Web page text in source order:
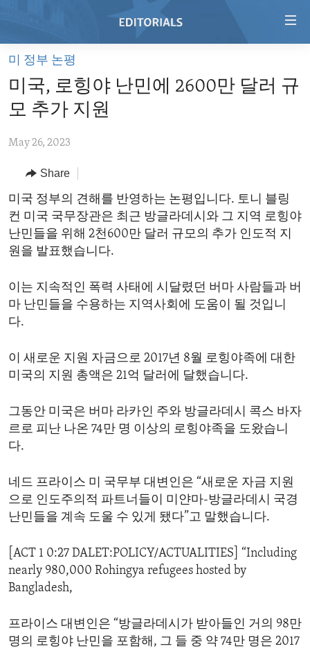
Skip
main
content
to
Navigation
Skip
Search
HOME
VIDEO
REGIONS
AFRICA
AMERICAS
ASIA
EUROPE
TOPICS
HUMAN RIGHTS
SECURITY AND DEFENSE
AID AND DEVELOPMENT
ECONOMY AND TRADE
ARCHIVE
ABOUT US
미 정부 논평
미국, 로힝야 난민에 2600만 달러 규
모 추가 지원
May 26, 2023
Share
미국 정부의 견해를 반영하는 논평입니다. 토니 블링
컨 미국 국무장관은 최근 방글라데시와 그 지역 로힝야
난민들을 위해 2천600만 달러 규모의 추가 인도적 지
원을 발표했습니다.
이는 지속적인 폭력 사태에 시달렸던 버마 사람들과 버
마 난민들을 수용하는 지역사회에 도움이 될 것입니
다.
이 새로운 지원 자금으로 2017년 8월 로힝야족에 대한
미국의 지원 총액은 21억 달러에 달했습니다.
그동안 미국은 버마 라카인 주와 방글라데시 콕스 바자
르로 피난 나온 74만 명 이상의 로힝야족을 도왔습니
다.
네드 프라이스 미 국무부 대변인은 “새로운 자금 지원
으로 인도주의적 파트너들이 미얀마-방글라데시 국경
난민들을 계속 도울 수 있게 됐다”고 말했습니다.
[ACT 1 0:27 DALET:POLICY/ACTUALITIES] “Including
nearly 980,000 Rohingya refugees hosted by
Bangladesh,
프라이스 대변인은 “방글라데시가 받아들인 거의 98만
명의 로힝야 난민을 포함해, 그 들 중 약 74만 명은 2017